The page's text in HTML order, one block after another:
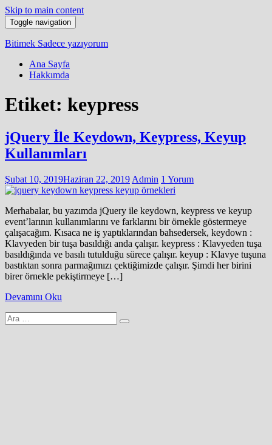
Skip to main content
Toggle navigation
Bitimek Sadece yazıyorum
Ana Sayfa
Hakkımda
Etiket: keypress
jQuery İle Keydown, Keypress, Keyup
Kullanımları
Şubat 10, 2019Haziran 22, 2019 Admin 1 Yorum
Merhabalar, bu yazımda jQuery ile keydown, keypress ve keyup
event’larının kullanımlarını ve farklarını bir örnekle göstermeye
çalışacağım. Kısaca ne iş yaptıklarından bahsedersek, keydown :
Klavyeden bir tuşa basıldığı anda çalışır. keypress : Klavyeden tuşa
basıldığında ve basılı tutulduğu sürece çalışır. keyup : Klavye tuşuna
bastıktan sonra parmağımızı çektiğimizde çalışır. Şimdi her birini
birer örnekle pekiştirmeye […]
Devamını Oku
Arama
yap: